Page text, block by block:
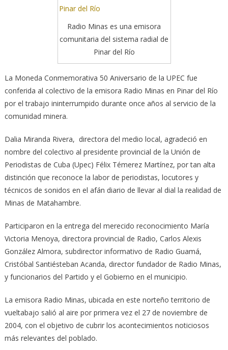
Radio Minas es una emisora
comunitaria del sistema radial de
Pinar del Río
La Moneda Conmemorativa 50 Aniversario de la UPEC fue
conferida al colectivo de la emisora Radio Minas en Pinar del Río
por el trabajo ininterrumpido durante once años al servicio de la
comunidad minera.
Dalia Miranda Rivera, directora del medio local, agradeció en
nombre del colectivo al presidente provincial de la Unión de
Periodistas de Cuba (Upec) Félix Témerez Martínez, por tan alta
distinción que reconoce la labor de periodistas, locutores y
técnicos de sonidos en el afán diario de llevar al dial la realidad de
Minas de Matahambre.
Participaron en la entrega del merecido reconocimiento María
Victoria Menoya, directora provincial de Radio, Carlos Alexis
González Almora, subdirector informativo de Radio Guamá,
Cristóbal Santiésteban Acanda, director fundador de Radio Minas,
y funcionarios del Partido y el Gobierno en el municipio.
La emisora Radio Minas, ubicada en este norteño territorio de
vueltabajo salió al aire por primera vez el 27 de noviembre de
2004, con el objetivo de cubrir los acontecimientos noticiosos
más relevantes del poblado.